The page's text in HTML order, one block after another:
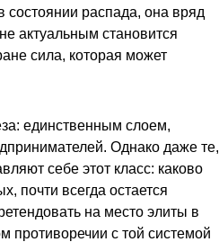
распада, она вряд
актуальным становится
сила, которая может
единственным слоем,
Однако даже те,
себе этот класс: каково
почти всегда остается
на место элиты в
противоречии с той системой